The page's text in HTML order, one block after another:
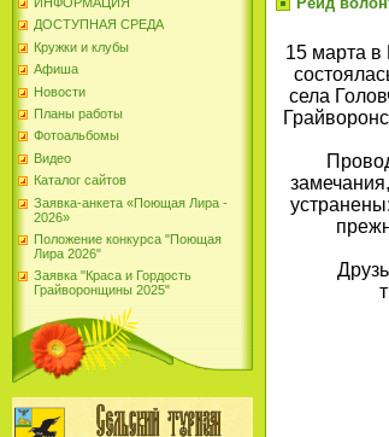
ДОСТУПНАЯ СРЕДА
Кружки и клубы
Афиша
Новости
Планы работы
Фотоальбомы
Видео
Каталог сайтов
Заявка-анкета «Поющая Лира -
2026»
Положение конкурса "Поющая
Лира 2026"
Заявка "Краса и Гордость
Грайворонщины 2025"
15 марта в
села